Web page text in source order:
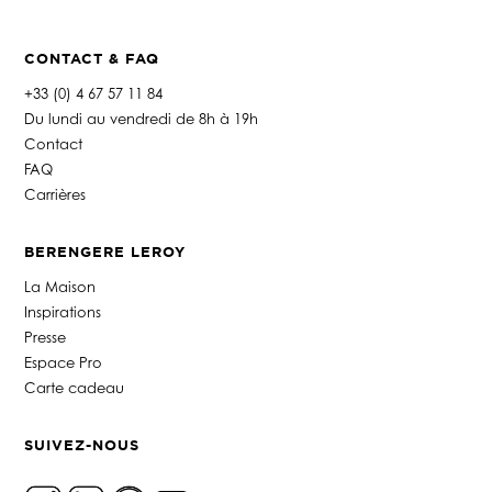
CONTACT & FAQ
+33 (0) 4 67 57 11 84
Du lundi au vendredi de 8h à 19h
Contact
FAQ
Carrières
BERENGERE LEROY
La Maison
Inspirations
Presse
Espace Pro
Carte cadeau
SUIVEZ-NOUS